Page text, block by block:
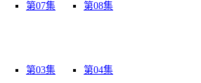
第07集
第08集
第03集
第04集